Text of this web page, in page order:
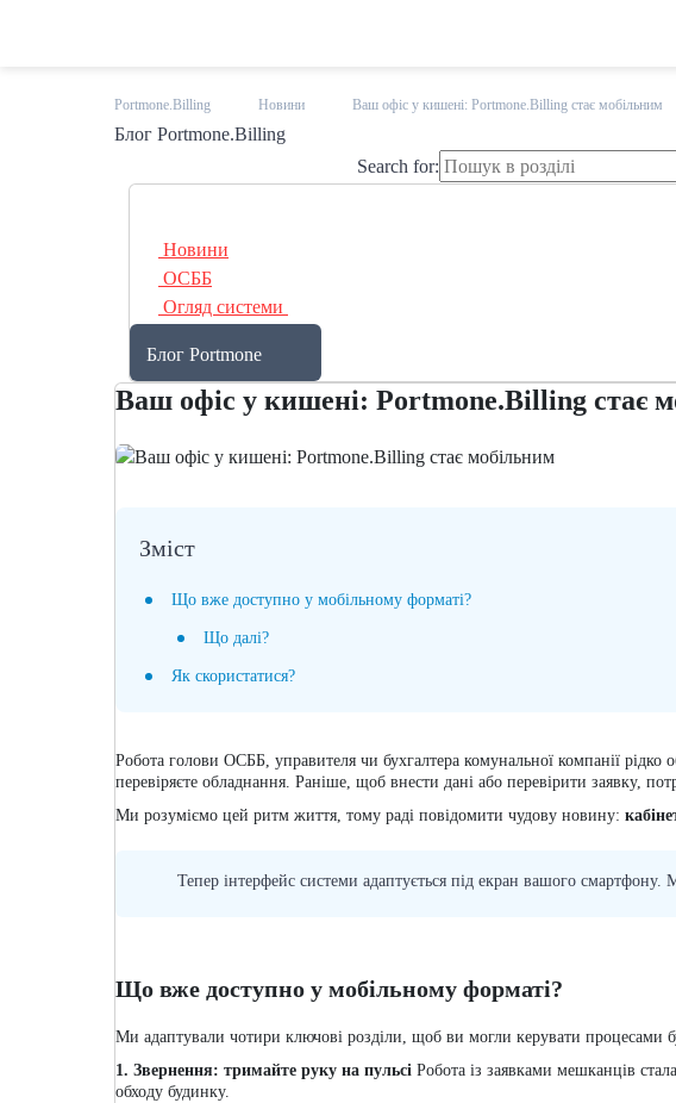
Portmone.Billing Новини Ваш офіс у кишені: Portmone.Billing стає мобільним
Блог Portmone.Billing
Search for:
Новини
ОСББ
Огляд системи
Блог Portmone
Ваш офіс у кишені: Portmone.Billing стає
Зміст
Що вже доступно у мобільному форматі?
Що далі?
Як скористатися?
Робота голови ОСББ, управителя чи бухгалтера комунальної компанії
перевіряєте обладнання. Раніше, щоб внести дані або перевірити заявку,
Ми розуміємо цей ритм життя, тому раді повідомити чудову новину:
Тепер інтерфейс системи адаптується під екран вашого смартфону.
Що вже доступно у мобільному форматі?
Ми адаптували чотири ключові розділи, щоб ви могли керувати процесами
1. Звернення: тримайте руку на пульсі Робота із заявками мешканців
обходу будинку.